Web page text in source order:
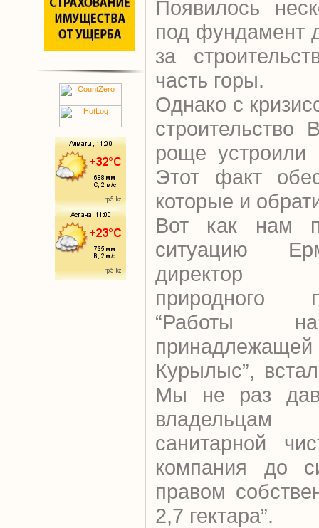
Появилось
под фундамент
за
часть горы.
Однако с
роще устроили
Этот факт
которые и
Вот как нам
ситуацию
директор
природного
“Работы
Курылыс”,
Мы не раз
санитарной
компания до
правом
2,7 гектара”.